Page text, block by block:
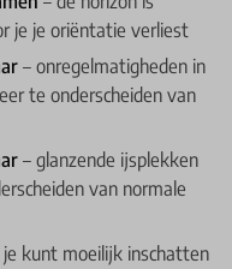
je je oriëntatie verliest
– onregelmatigheden in
te onderscheiden van
– glanzende ijsplekken
van normale
je kunt moeilijk inschatten